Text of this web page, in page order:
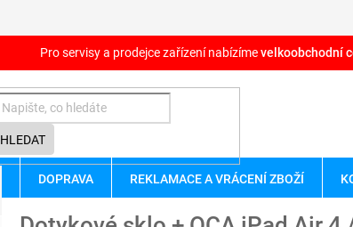
Pro servisy a prodejce zařízení nabízímevelkoobchodní
HLEDAT
DOPRAVA REKLAMACE A VRÁCENÍ ZBOŽÍ